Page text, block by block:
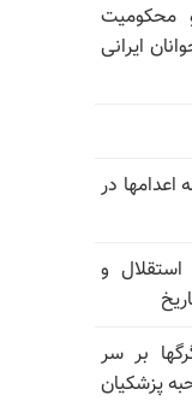
محکومیت
ایرانی
در
و
بر سر
پزشکیان